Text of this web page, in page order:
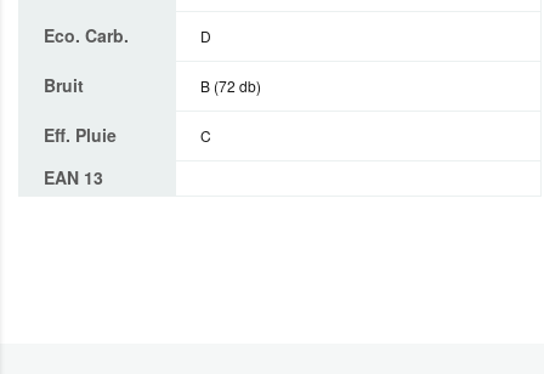
Eco. Carb. D
Bruit B (72 db)
Eff. Pluie C
EAN 13